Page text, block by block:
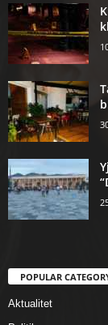
POPULAR
Aktualitet